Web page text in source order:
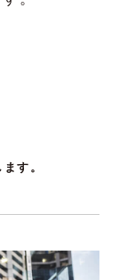
す。